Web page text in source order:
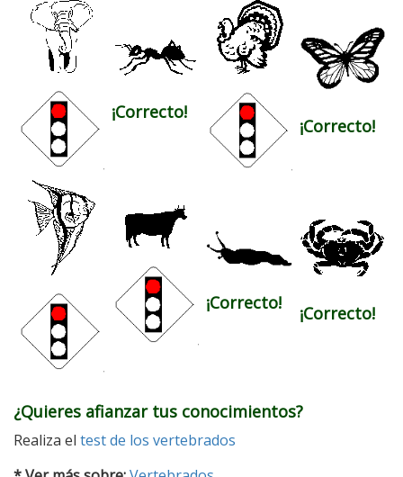
¡Correcto!
¡Correcto!
¡Correcto! ¡Correcto!
¿Quieres afianzar tus conocimientos?
Realiza el test de los vertebrados